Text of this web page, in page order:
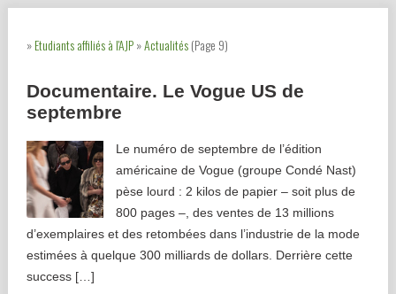
»Etudiants affiliés à l'AJP»Actualités(Page 9)
Documentaire. Le Vogue US de
septembre
Le numéro de septembre de l’édition
américaine de Vogue (groupe Condé Nast)
pèse lourd : 2 kilos de papier – soit plus de
800 pages –, des ventes de 13 millions
d’exemplaires et des retombées dans l’industrie de la mode
estimées à quelque 300 milliards de dollars. Derrière cette
success […]